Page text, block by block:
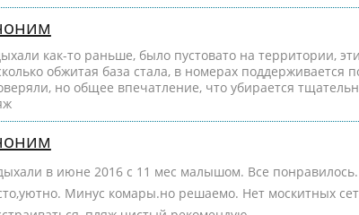
как-то раньше, было пустовато на территории,
обжитая база стала, в номерах поддерживается
но общее впечатление, что убирается
в июне 2016 с 11 мес малышом. Все понравилось.
Минус комары.но решаемо. Нет москитных